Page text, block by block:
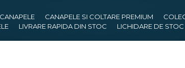
CANAPELE SI COLTARE PREMIUM
LIVRARE RAPIDA DIN STOC LICHIDARE DE STOC